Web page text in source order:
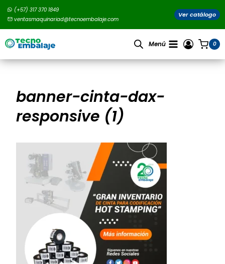
Saltar
(+57) 317 370 1849
ventasmaquinariad@tecnoembalaje.com
Ver catálogo
Menú 0
banner-cinta-dax-
responsive (1)